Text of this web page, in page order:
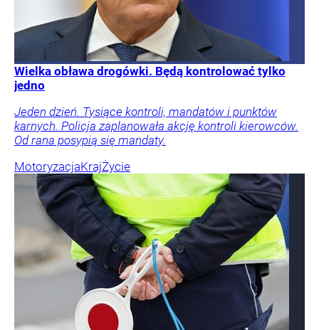
Wielka obława drogówki. Będą kontrolować tylko
jedno
Jeden dzień. Tysiące kontroli, mandatów i punktów
karnych. Policja zaplanowała akcję kontroli kierowców.
Od rana posypią się mandaty.
MotoryzacjaKrajŻycie